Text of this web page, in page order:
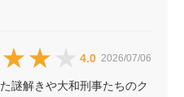
4.0 2026/07/06
謎解きや大和刑事たちのク